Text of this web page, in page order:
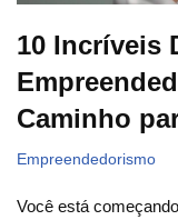
10 Incríveis
Caminho
Empreendedorismo
Você está